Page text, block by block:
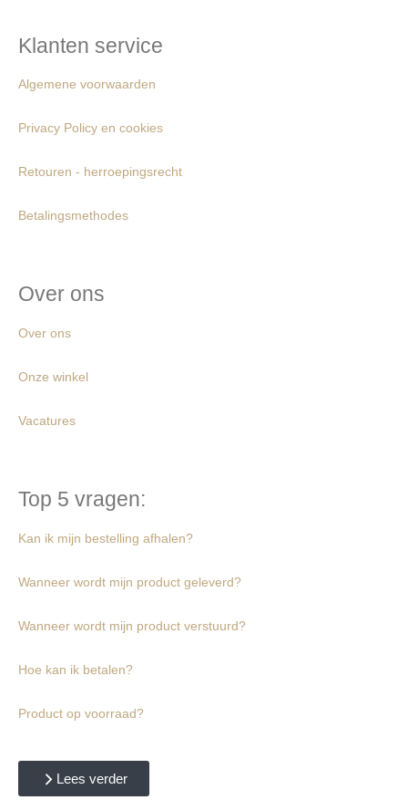
Klanten service
Algemene voorwaarden
Privacy Policy en cookies
Retouren - herroepingsrecht
Betalingsmethodes
Over ons
Over ons
Onze winkel
Vacatures
Top 5 vragen:
Kan ik mijn bestelling afhalen?
Wanneer wordt mijn product geleverd?
Wanneer wordt mijn product verstuurd?
Hoe kan ik betalen?
Product op voorraad?
Lees verder